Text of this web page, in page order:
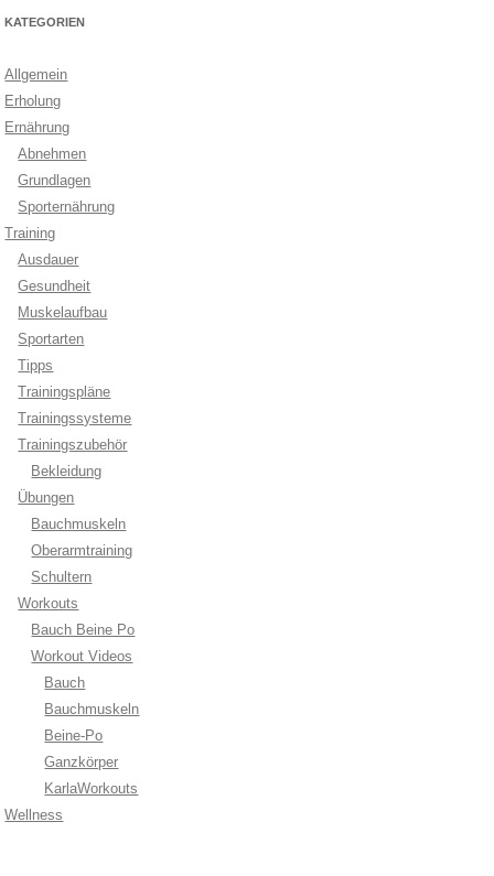
KATEGORIEN
Allgemein
Erholung
Ernährung
Abnehmen
Grundlagen
Sporternährung
Training
Ausdauer
Gesundheit
Muskelaufbau
Sportarten
Tipps
Trainingspläne
Trainingssysteme
Trainingszubehör
Bekleidung
Übungen
Bauchmuskeln
Oberarmtraining
Schultern
Workouts
Bauch Beine Po
Workout Videos
Bauch
Bauchmuskeln
Beine-Po
Ganzkörper
KarlaWorkouts
Wellness